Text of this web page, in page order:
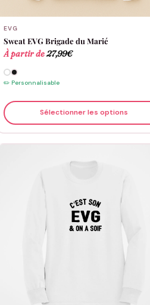
EVG
Sweat EVG Brigade du Marié
À partir de27,99€
✏️ Personnalisable
Sélectionner les options